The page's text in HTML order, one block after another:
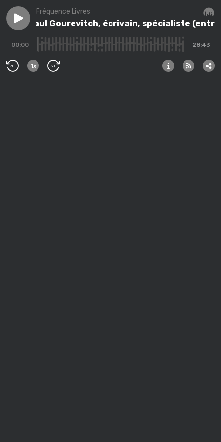
Play episodeJean-Paul Gourevitch, écrivain, spécialiste (entre
Fréquence Livres
Jean-Paul Gourevitch, écrivain, spécialiste
00:00 28:43
30 1x 30